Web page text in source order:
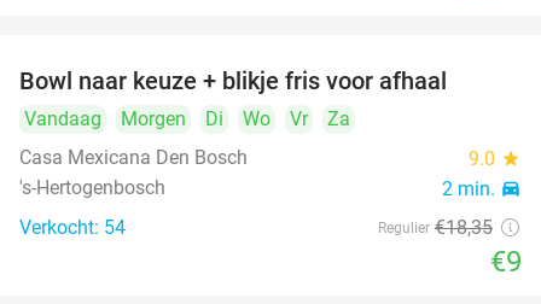
Bowl naar keuze + blikje fris voor afhaal
Vandaag Morgen Di Wo Vr
Za
Casa Mexicana Den Bosch
9.0 star
's-Hertogenbosch 2 min. directions_car
Verkocht: 54 Regulier €18,35
€9